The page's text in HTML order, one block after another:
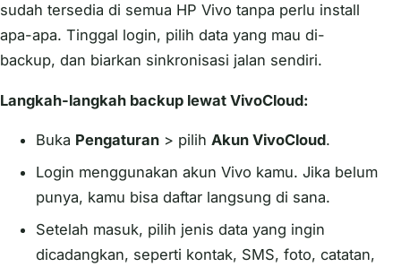
sudah tersedia di semua HP Vivo tanpa perlu install
apa-apa. Tinggal login, pilih data yang mau di-
backup, dan biarkan sinkronisasi jalan sendiri.
Langkah-langkah backup lewat VivoCloud:
Buka Pengaturan > pilih Akun VivoCloud.
Login menggunakan akun Vivo kamu. Jika belum
punya, kamu bisa daftar langsung di sana.
Setelah masuk, pilih jenis data yang ingin
dicadangkan, seperti kontak, SMS, foto, catatan,